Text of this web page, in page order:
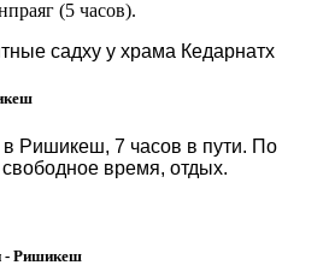
(5 часов).
Ришикеш, 7 часов в пути. По
время, отдых.
- Ришикеш